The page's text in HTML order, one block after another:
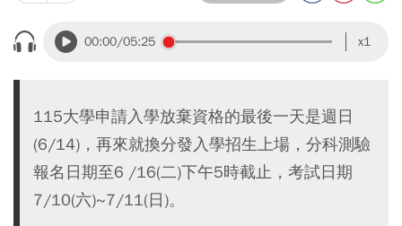
00:00/05:25 x1
115大學申請入學放棄資格的最後一天是週日
(6/14)，再來就換分發入學招生上場，分科測驗
報名日期至6 /16(二)下午5時截止，考試日期
7/10(六)~7/11(日)。